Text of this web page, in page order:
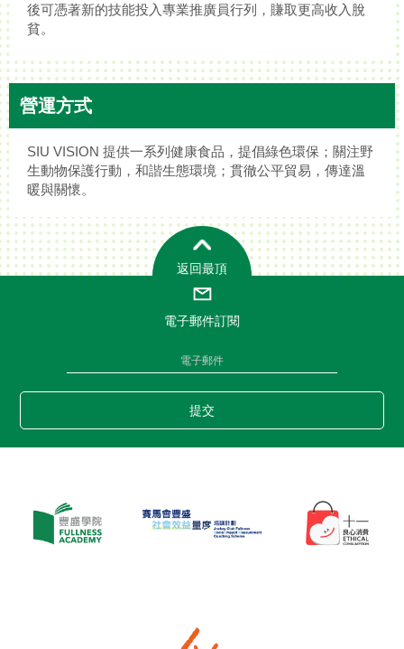
後可憑著新的技能投入專業推廣員行列，賺取更高收入脫
貧。
營運方式
SIU VISION 提供一系列健康食品，提倡綠色環保；關注野
生動物保護行動，和諧生態環境；貫徹公平貿易，傳達溫
暖與關懷。
返回最頂
電子郵件訂閱
提交